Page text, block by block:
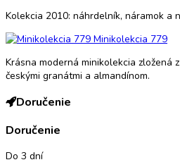
Kolekcia 2010: náhrdelník, náramok a
Minikolekcia 779
Krásna moderná minikolekcia zložená
českými granátmi a almandínom.
Doručenie
Doručenie
Do 3 dní